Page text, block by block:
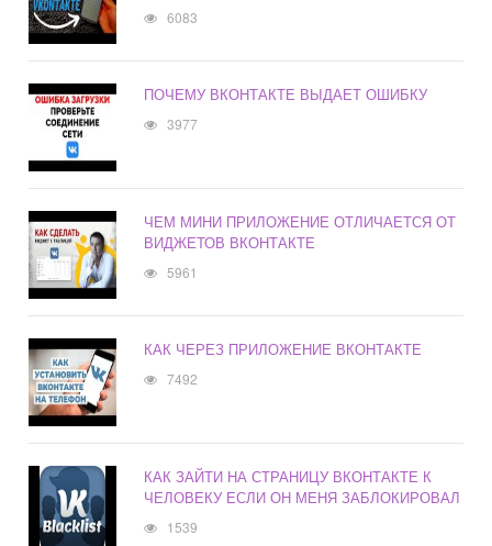
6083
ПОЧЕМУ ВКОНТАКТЕ ВЫДАЕТ ОШИБКУ
3977
ЧЕМ МИНИ ПРИЛОЖЕНИЕ ОТЛИЧАЕТСЯ ОТ
ВИДЖЕТОВ ВКОНТАКТЕ
5961
КАК ЧЕРЕЗ ПРИЛОЖЕНИЕ ВКОНТАКТЕ
7492
КАК ЗАЙТИ НА СТРАНИЦУ ВКОНТАКТЕ К
ЧЕЛОВЕКУ ЕСЛИ ОН МЕНЯ ЗАБЛОКИРОВАЛ
1539